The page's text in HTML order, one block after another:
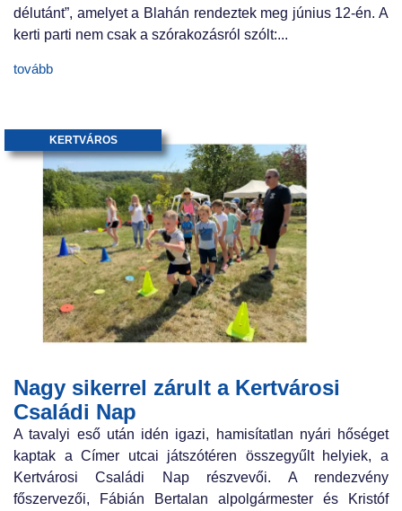
délutánt”, amelyet a Blahán rendeztek meg június 12-én. A
kerti parti nem csak a szórakozásról szólt:...
tovább
Nagy sikerrel zárult a Kertvárosi
Családi Nap
KERTVÁROS
A tavalyi eső után idén igazi, hamisítatlan nyári hőséget
kaptak a Címer utcai játszótéren összegyűlt helyiek, a
Kertvárosi Családi Nap részvevői. A rendezvény
főszervezői, Fábián Bertalan alpolgármester és Kristóf